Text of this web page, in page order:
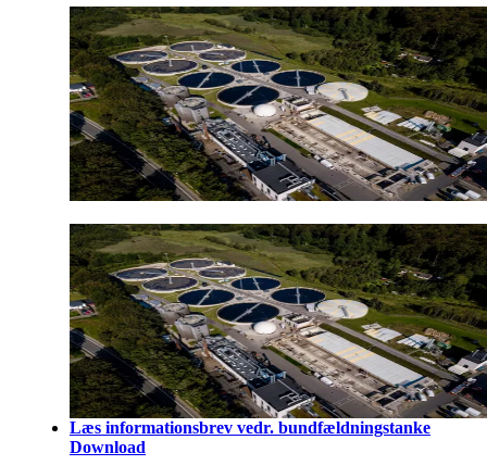
Læs informationsbrev vedr. bundfældningstanke
Download